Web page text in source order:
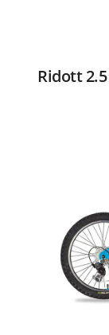
Ridott